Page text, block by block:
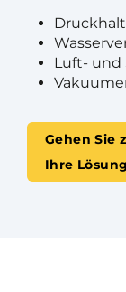
Luft- und
Gehen Sie
Ihre